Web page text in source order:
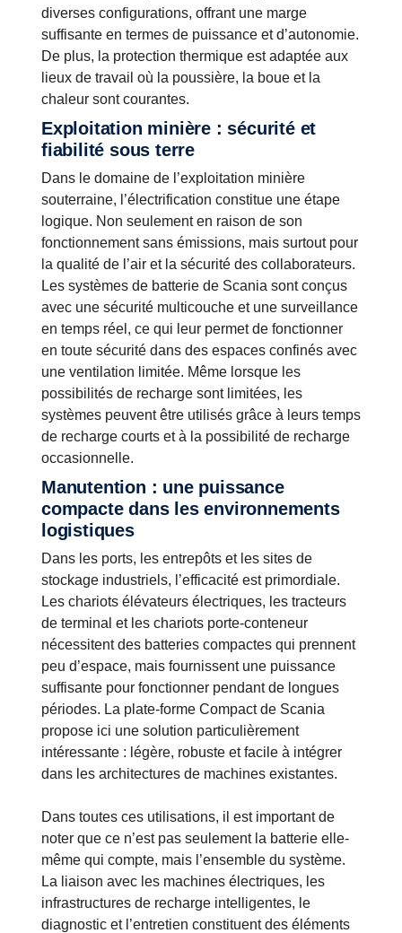
diverses configurations, offrant une marge
suffisante en termes de puissance et d’autonomie.
De plus, la protection thermique est adaptée aux
lieux de travail où la poussière, la boue et la
chaleur sont courantes.
Exploitation minière : sécurité et
fiabilité sous terre
Dans le domaine de l’exploitation minière
souterraine, l’électrification constitue une étape
logique. Non seulement en raison de son
fonctionnement sans émissions, mais surtout pour
la qualité de l’air et la sécurité des collaborateurs.
Les systèmes de batterie de Scania sont conçus
avec une sécurité multicouche et une surveillance
en temps réel, ce qui leur permet de fonctionner
en toute sécurité dans des espaces confinés avec
une ventilation limitée. Même lorsque les
possibilités de recharge sont limitées, les
systèmes peuvent être utilisés grâce à leurs temps
de recharge courts et à la possibilité de recharge
occasionnelle.
Manutention : une puissance
compacte dans les environnements
logistiques
Dans les ports, les entrepôts et les sites de
stockage industriels, l’efficacité est primordiale.
Les chariots élévateurs électriques, les tracteurs
de terminal et les chariots porte-conteneur
nécessitent des batteries compactes qui prennent
peu d’espace, mais fournissent une puissance
suffisante pour fonctionner pendant de longues
périodes. La plate-forme Compact de Scania
propose ici une solution particulièrement
intéressante : légère, robuste et facile à intégrer
dans les architectures de machines existantes.
Dans toutes ces utilisations, il est important de
noter que ce n’est pas seulement la batterie elle-
même qui compte, mais l’ensemble du système.
La liaison avec les machines électriques, les
infrastructures de recharge intelligentes, le
diagnostic et l’entretien constituent des éléments